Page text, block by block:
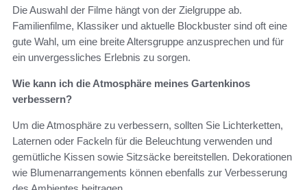
Die Auswahl der Filme hängt von der Zielgruppe ab.
Familienfilme, Klassiker und aktuelle Blockbuster sind oft eine
gute Wahl, um eine breite Altersgruppe anzusprechen und für
ein unvergessliches Erlebnis zu sorgen.
Wie kann ich die Atmosphäre meines Gartenkinos
verbessern?
Um die Atmosphäre zu verbessern, sollten Sie Lichterketten,
Laternen oder Fackeln für die Beleuchtung verwenden und
gemütliche Kissen sowie Sitzsäcke bereitstellen. Dekorationen
wie Blumenarrangements können ebenfalls zur Verbesserung